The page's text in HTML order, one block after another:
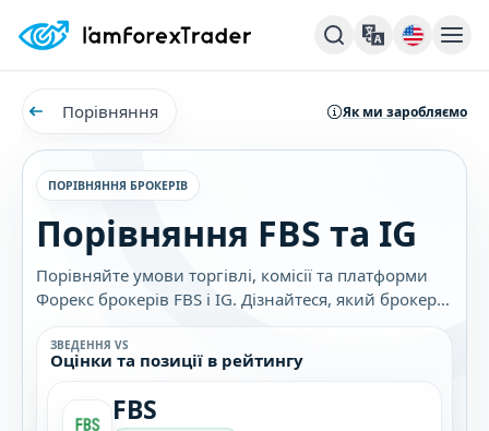
Порівняння Як ми заробляємо
ПОРІВНЯННЯ БРОКЕРІВ
Порівняння FBS та IG
Порівняйте умови торгівлі, комісії та платформи
Форекс брокерів FBS і IG. Дізнайтеся, який брокер
найкраще підходить саме вам.
ЗВЕДЕННЯ VS
Оцінки та позиції в рейтингу
FBS